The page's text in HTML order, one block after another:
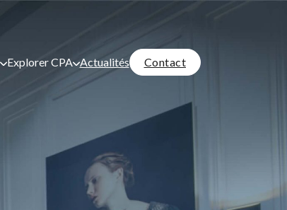
Explorer CPA Actualités Contact